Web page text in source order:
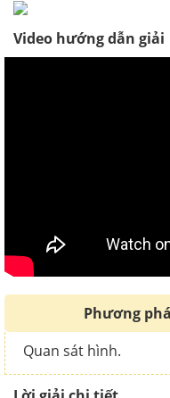
Video hướng dẫn giải
Phương
Quan sát hình.